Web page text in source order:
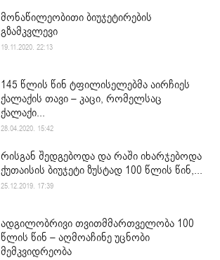
მონაწილეობითი ბიუჯეტირების
გზამკვლევი
19.11.2020. 22:13
145 წლის წინ ტფილისელებმა აირჩიეს
ქალაქის თავი – კაცი, რომელსაც
ქალაქი...
28.04.2020. 15:42
რისგან შედგებოდა და რაში იხარჯებოდა
ქუთაისის ბიუჯეტი ზუსტად 100 წლის წინ,...
25.12.2019. 17:39
ადგილობრივი თვითმმართველობა 100
წლის წინ – აღმოაჩინე უცნობი
მემკვიდრეობა